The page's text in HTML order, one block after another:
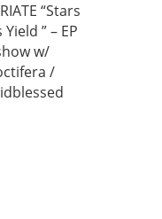
“Stars
” – EP
w/
/